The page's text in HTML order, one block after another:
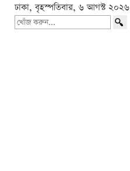
ঢাকা, বৃহস্পতিবার, ৬ আগস্ট ২০২৬